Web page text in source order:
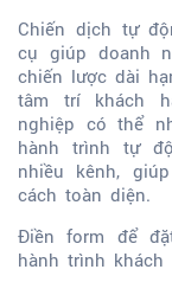
Chiến dịch tự
cụ giúp doanh
chiến lược dài
tâm trí khách
nghiệp có thể
hành trình tự
nhiều kênh,
cách toàn diện.
Điền form để
hành trình khách